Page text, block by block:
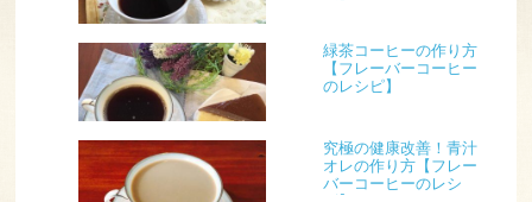
緑茶コーヒーの作り方
【フレーバーコーヒー
のレシピ】
究極の健康改善！青汁
オレの作り方【フレー
バーコーヒーのレシ